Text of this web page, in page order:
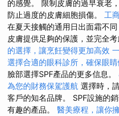
的感覺。 限制皮膚的過早衰老
防止過度的皮膚細胞損傷。 工
在夏天接觸的通用日出面霜不
皮膚提供足夠的保護，並完全考
的選擇，讓烹飪變得更加高效
選擇合適的眼科診所，確保眼
臉部選擇SPF產品的更多信息。
為您的財務保駕護航 選擇時，
客戶的知名品牌。 SPF設施的
有趣的產品。 醫美療程，讓你